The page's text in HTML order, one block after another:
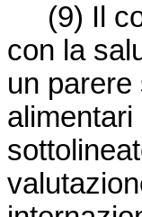
(9) Il
con la
un
alimentari